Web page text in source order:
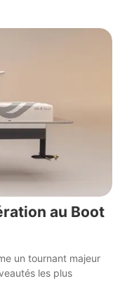
au Boot
un tournant majeur
les plus